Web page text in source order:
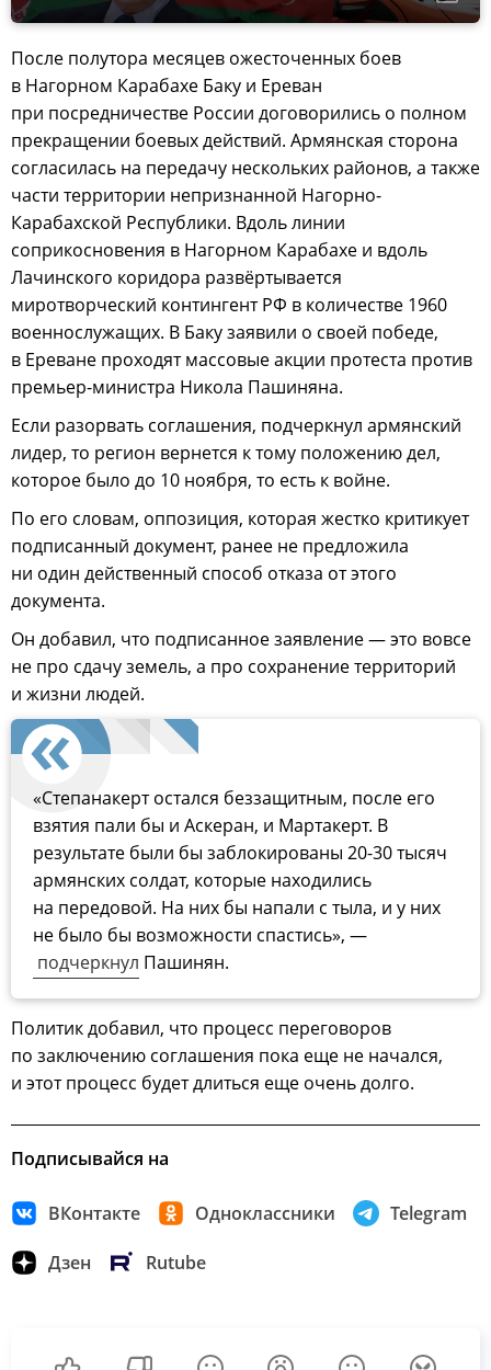
После полутора месяцев ожесточенных боев
в Нагорном Карабахе Баку и Ереван
при посредничестве России договорились о полном
прекращении боевых действий. Армянская сторона
согласилась на передачу нескольких районов, а также
части территории непризнанной Нагорно-
Карабахской Республики. Вдоль линии
соприкосновения в Нагорном Карабахе и вдоль
Лачинского коридора развёртывается
миротворческий контингент РФ в количестве 1960
военнослужащих. В Баку заявили о своей победе,
в Ереване проходят массовые акции протеста против
премьер-министра Никола Пашиняна.
Если разорвать соглашения, подчеркнул армянский
лидер, то регион вернется к тому положению дел,
которое было до 10 ноября, то есть к войне.
По его словам, оппозиция, которая жестко критикует
подписанный документ, ранее не предложила
ни один действенный способ отказа от этого
документа.
Он добавил, что подписанное заявление — это вовсе
не про сдачу земель, а про сохранение территорий
и жизни людей.
«Степанакерт остался беззащитным, после его
взятия пали бы и Аскеран, и Мартакерт. В
результате были бы заблокированы 20-30 тысяч
армянских солдат, которые находились
на передовой. На них бы напали с тыла, и у них
не было бы возможности спастись», —
подчеркнул Пашинян.
Политик добавил, что процесс переговоров
по заключению соглашения пока еще не начался,
и этот процесс будет длиться еще очень долго.
Подписывайся на
ВКонтакте Одноклассники Telegram
Дзен Rutube